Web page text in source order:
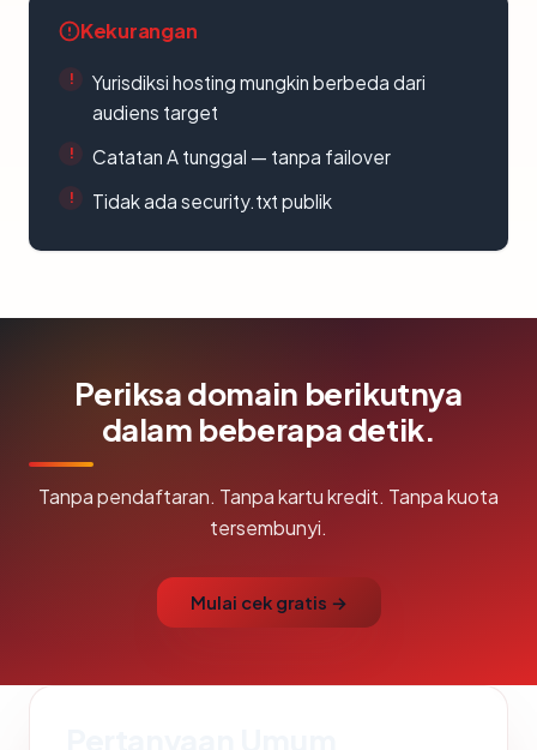
Kekurangan
Yurisdiksi hosting mungkin berbeda dari
audiens target
Catatan A tunggal — tanpa failover
Tidak ada security.txt publik
Periksa domain berikutnya
dalam beberapa detik.
Tanpa pendaftaran. Tanpa kartu kredit. Tanpa kuota
tersembunyi.
Mulai cek gratis →